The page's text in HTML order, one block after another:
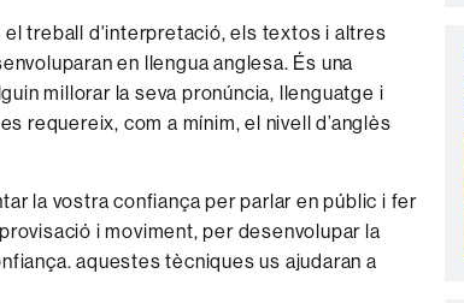
treball d'interpretació, els textos i altres
en llengua anglesa. És una
millorar la seva pronúncia, llenguatge i
requereix, com a mínim, el nivell d’anglès
la vostra confiança per parlar en públic i fer
i moviment, per desenvolupar la
aquestes tècniques us ajudaran a